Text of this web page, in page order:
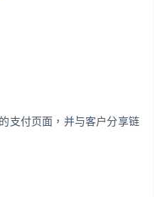
支付页面，并与客户分享链